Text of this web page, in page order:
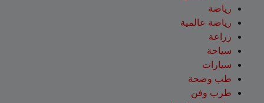
رياضة
رياضة عالمية
زراعة
سياحة
سيارات
طب وصحة
طرب وفن